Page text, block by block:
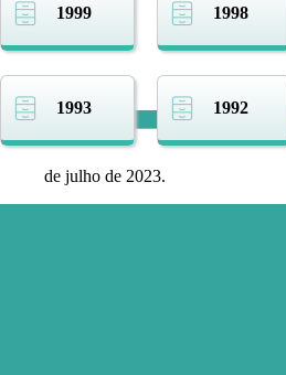
1999 1998
1993 1992
de julho de 2023.